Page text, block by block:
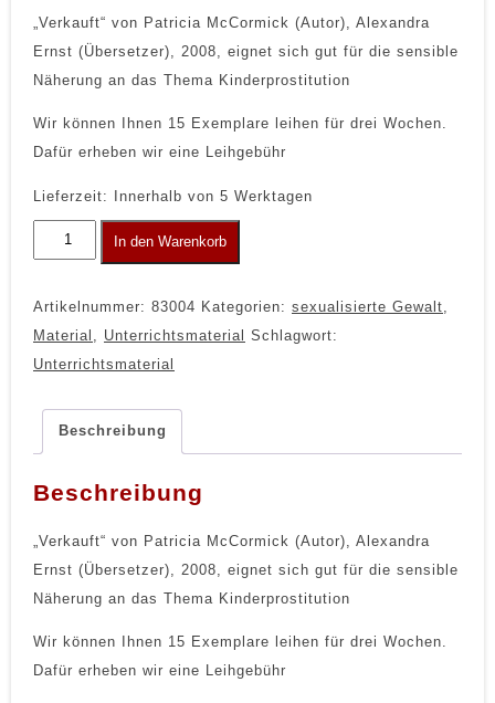
„Verkauft“ von Patricia McCormick (Autor),‎ Alexandra
Ernst (Übersetzer), 2008, eignet sich gut für die sensible
Näherung an das Thema Kinderprostitution
Wir können Ihnen 15 Exemplare leihen für drei Wochen.
Dafür erheben wir eine Leihgebühr
Lieferzeit: Innerhalb von 5 Werktagen
Leihgabe
Taschenbuch
In den Warenkorb
Artikelnummer: 83004 Kategorien: sexualisierte Gewalt,
Material , Unterrichtsmaterial Schlagwort:
Unterrichtsmaterial
Beschreibung
Beschreibung
„Verkauft“ von Patricia McCormick (Autor),‎ Alexandra
Ernst (Übersetzer), 2008, eignet sich gut für die sensible
Näherung an das Thema Kinderprostitution
Wir können Ihnen 15 Exemplare leihen für drei Wochen.
Dafür erheben wir eine Leihgebühr